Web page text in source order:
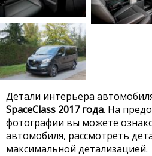
Детали интерьера
SpaceClass 2017 года. На
фотографии вы можете
автомобиля, рассмотреть
максимальной детализацией.